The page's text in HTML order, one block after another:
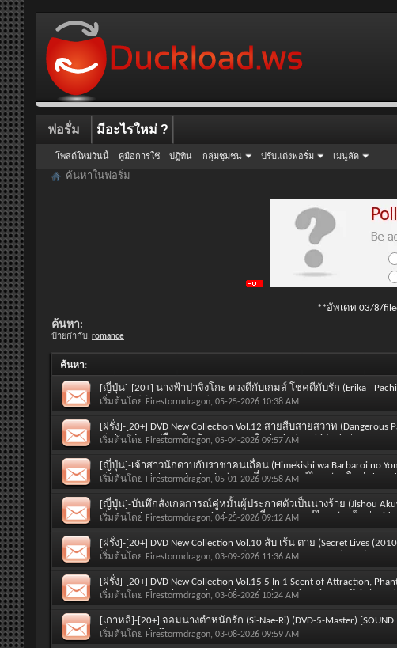
ฟอรั่ม
โพสต์ใหม่วันนี้ คู่มือการใช้ ปฏิทิน กลุ่มชุมชน ปรับแต่งฟอรั่ม เมนูลัด
มีอะไรใหม่ ?
ค้นหาในฟอรั่ม
**อัพเดท 03/8/
ค้นหา:
ป้ายกำกับ: romance
ค้นหา:
[ญี่ปุ่น]-[20+] นางฟ้าปาจิงโกะ ดวงดีกับเกมส์ โชคดีกับรัก (Erika -
Nadasaka) (DVD-5-Master) [SOUND : Japanese, Thai and SUBTITLE : Thai]
เริ่มต้นโดย Firestormdragon, 05-25-2026 10:38 AM
[ฝรั่ง]-[20+] DVD New Collection Vol.12 สายสืบสายสวาท (Dangerous
Exploration, เปลือยดิบ สัญชาตญาณดิบ (Naked Ambition), ร่านตราบาป
Obsession), Secret Cellar, Carnal Cravings, Personals II :
เริ่มต้นโดย Firestormdragon, 05-04-2026 09:57 AM
[ญี่ปุ่น]-เจ้าสาวนักดาบกับราชาคนเถื่อน (Himekishi wa Barbaroi no
Princess and the Barbaric King) ตอนที่ 1-12 พากย์ไทย (มาใหม่
เริ่มต้นโดย Firestormdragon, 05-01-2026 09:58 AM
[ญี่ปุ่น]-บันทึกสังเกตการณ์คู่หมั้นผู้ประกาศตัวเป็นนางร้าย (Jishou
Konyakusha no Kansatsu Kiroku) ตอนที่ 1-12 พากย์ไทย (มาใหม่
เริ่มต้นโดย Firestormdragon, 04-25-2026 09:12 AM
[ฝรั่ง]-[20+] DVD New Collection Vol.10 ลับ เร้น ตาย (Secret Lives
(1993), Young and Tempting (2006), Embrace Darkness 3 (2002),
เริ่มต้นโดย Firestormdragon, 03-09-2026 11:36 AM
[ฝรั่ง]-[20+] DVD New Collection Vol.15 5 In 1 Scent of Attraction,
Pleasurecraft Welcome Aboard (1999), The Regina Pierce Affair
เริ่มต้นโดย Firestormdragon, 03-08-2026 10:24 AM
[เกาหลี]-[20+] จอมนางตำหนักรัก (Si-Nae-Ri) (DVD-5-Master) [SOUND
SUBTITLE : Thai]
เริ่มต้นโดย Firestormdragon, 03-08-2026 09:59 AM